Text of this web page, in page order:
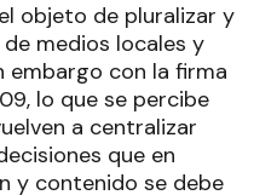
objeto de pluralizar y
medios locales y
embargo con la firma
lo que se percibe
a centralizar
que en
y contenido se debe